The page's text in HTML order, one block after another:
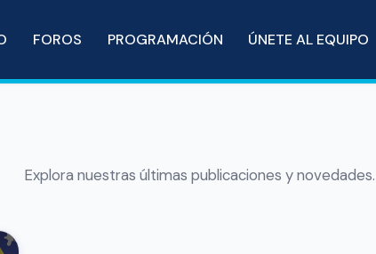
FOROS PROGRAMACIÓN ÚNETE AL EQUIPO
Explora nuestras últimas publicaciones y novedades.